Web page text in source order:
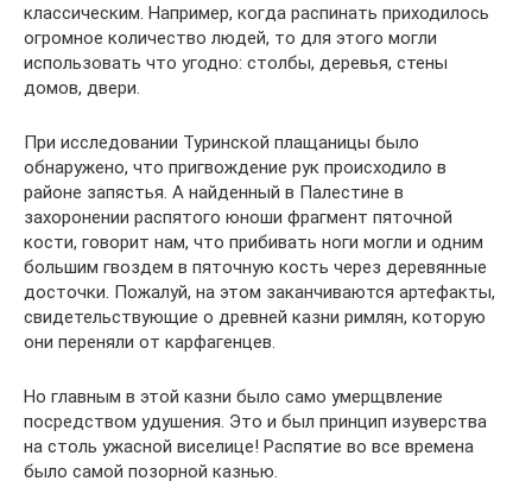
классическим. Например, когда распинать приходилось
огромное количество людей, то для этого могли
использовать что угодно: столбы, деревья, стены
домов, двери.
При исследовании Туринской плащаницы было
обнаружено, что пригвождение рук происходило в
районе запястья. А найденный в Палестине в
захоронении распятого юноши фрагмент пяточной
кости, говорит нам, что прибивать ноги могли и одним
большим гвоздем в пяточную кость через деревянные
досточки. Пожалуй, на этом заканчиваются артефакты,
свидетельствующие о древней казни римлян, которую
они переняли от карфагенцев.
Но главным в этой казни было само умерщвление
посредством удушения. Это и был принцип изуверства
на столь ужасной виселице! Распятие во все времена
было самой позорной казнью.